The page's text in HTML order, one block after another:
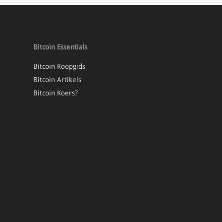
Bitcoin Essentials
Bitcoin Koopgids
Bitcoin Artikels
Bitcoin Koers?